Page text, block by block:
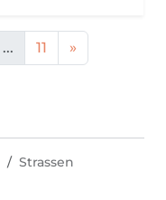
... 11 »
Strassen